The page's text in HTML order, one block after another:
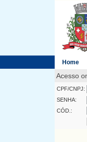
Home
Acesso
CPF/CNPJ:
SENHA:
CÓD.: